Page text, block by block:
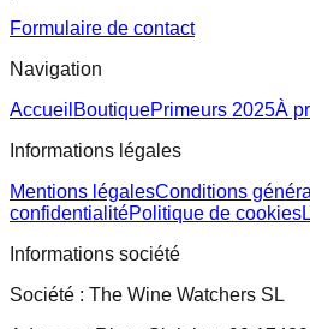
Formulaire de contact
Navigation
Accueil BoutiquePrimeurs 2025À
Informations légales
Mentions légalesConditions
confidentialitéPolitique de cookies
Informations société
Société : The Wine Watchers SL